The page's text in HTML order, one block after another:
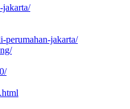
jakarta/
perumahan-jakarta/